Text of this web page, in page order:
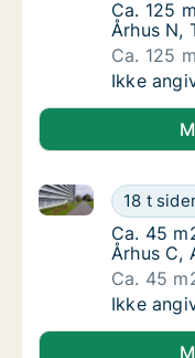
Ca. 125
Ca. 125
Århus N,
Ca. 125
Ca. 125
Ikke
Ca. 45
18 t
Ca. 45 m2
Ca. 45
Ca. 45
Århus C,
Ca. 45
Ca. 45
Ikke